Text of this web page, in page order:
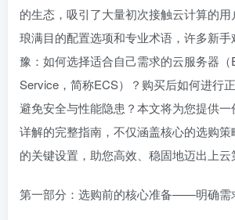
的生态，吸引了大量初次接触云计算的
琅满目的配置选项和专业术语，许多新
豫：如何选择适合自己需求的云服务器
Service，简称ECS）？购买后如何进行
避免安全与性能隐患？本文将为您提供
详解的完整指南，不仅涵盖核心的选购
的关键设置，助您高效、稳固地迈出上云
第一部分：选购前的核心准备——明确需